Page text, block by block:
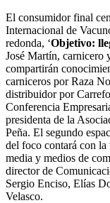
El consumidor final
Internacional de
redonda, ‘Objetivo:
José Martín, carnicero
compartirán
carniceros por Raza
distribuidor por
Conferencia
presidenta de la
Peña. El segundo
del foco contará con
media y medios de
director de
Sergio Enciso, Elías
Velasco.